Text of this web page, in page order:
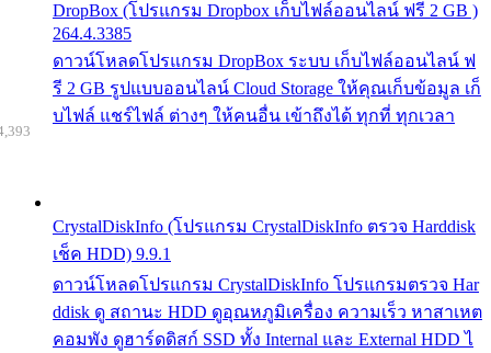
DropBox (โปรแกรม Dropbox เก็บไฟล์ออนไลน์ ฟรี 2 GB )
264.4.3385
ดาวน์โหลดโปรแกรม DropBox ระบบ เก็บไฟล์ออนไลน์ ฟ
รี 2 GB รูปแบบออนไลน์ Cloud Storage ให้คุณเก็บข้อมูล เก็
บไฟล์ แชร์ไฟล์ ต่างๆ ให้คนอื่น เข้าถึงได้ ทุกที่ ทุกเวลา
CrystalDiskInfo (โปรแกรม CrystalDiskInfo ตรวจ Harddisk
เช็ค HDD) 9.9.1
ดาวน์โหลดโปรแกรม CrystalDiskInfo โปรแกรมตรวจ Har
ddisk ดู สถานะ HDD ดูอุณหภูมิเครื่อง ความเร็ว หาสาเหต
คอมพัง ดูฮาร์ดดิสก์ SSD ทั้ง Internal และ External HDD ไ